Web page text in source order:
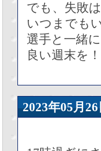
でも、失敗
いつまでも
選手と一緒
良い週末を！
2023年05